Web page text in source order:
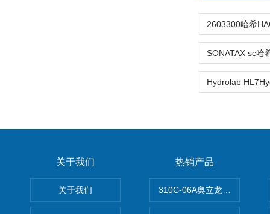
关于我们
关于我们
热销产品
310C-06A奥立龙实验室台式